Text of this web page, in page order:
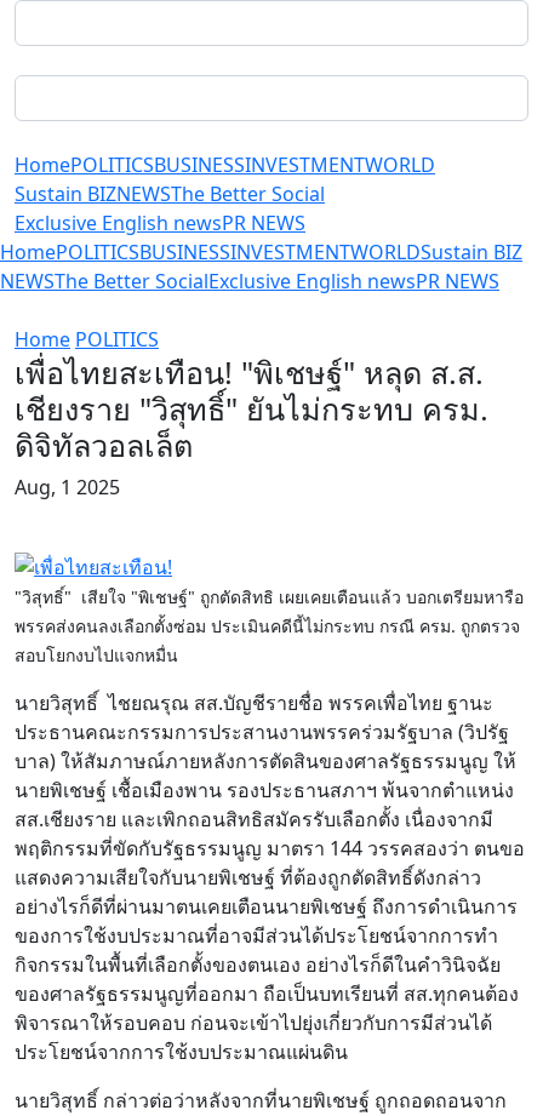
HomePOLITICSBUSINESSINVESTMENTWORLD
Sustain BIZNEWSThe Better Social
Exclusive English newsPR NEWS
HomePOLITICSBUSINESSINVESTMENTWORLDSustain BIZ
NEWSThe Better SocialExclusive English newsPR NEWS
Home POLITICS
เพื่อไทยสะเทือน! "พิเชษฐ์" หลุด ส.ส.
เชียงราย "วิสุทธิ์" ยันไม่กระทบ ครม.
ดิจิทัลวอลเล็ต
Aug, 1 2025
"วิสุทธิ์" เสียใจ "พิเชษฐ์" ถูกตัดสิทธิ เผยเคยเตือนแล้ว บอกเตรียมหารือ
พรรคส่งคนลงเลือกตั้งซ่อม ประเมินคดีนี้ไม่กระทบ กรณี ครม. ถูกตรวจ
สอบโยกงบไปแจกหมื่น
นายวิสุทธิ์ ไชยณรุณ สส.บัญชีรายชื่อ พรรคเพื่อไทย ฐานะ
ประธานคณะกรรมการประสานงานพรรคร่วมรัฐบาล (วิปรัฐ
บาล) ให้สัมภาษณ์ภายหลังการตัดสินของศาลรัฐธรรมนูญ ให้
นายพิเชษฐ์ เชื้อเมืองพาน รองประธานสภาฯ พ้นจากตำแหน่ง
สส.เชียงราย และเพิกถอนสิทธิสมัครรับเลือกตั้ง เนื่องจากมี
พฤติกรรมที่ขัดกับรัฐธรรมนูญ มาตรา 144 วรรคสองว่า ตนขอ
แสดงความเสียใจกับนายพิเชษฐ์ ที่ต้องถูกตัดสิทธิ์ดังกล่าว
อย่างไรก็ดีที่ผ่านมาตนเคยเตือนนายพิเชษฐ์ ถึงการดำเนินการ
ของการใช้งบประมาณที่อาจมีส่วนได้ประโยชน์จากการทำ
กิจกรรมในพื้นที่เลือกตั้งของตนเอง อย่างไรก็ดีในคำวินิจฉัย
ของศาลรัฐธรรมนูญที่ออกมา ถือเป็นบทเรียนที่ สส.ทุกคนต้อง
พิจารณาให้รอบคอบ ก่อนจะเข้าไปยุ่งเกี่ยวกับการมีส่วนได้
ประโยชน์จากการใช้งบประมาณแผ่นดิน
นายวิสุทธิ์ กล่าวต่อว่าหลังจากที่นายพิเชษฐ์ ถูกถอดถอนจาก